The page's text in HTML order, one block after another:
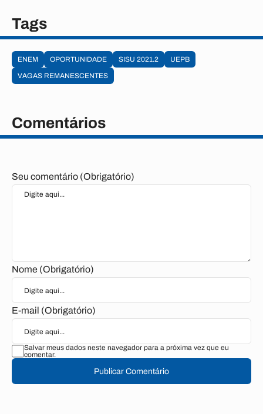
Tags
ENEM OPORTUNIDADE SISU 2021.2
UEPB
VAGAS REMANESCENTES
Comentários
Seu comentário (Obrigatório)
Nome (Obrigatório)
E-mail (Obrigatório)
Salvar meus dados neste navegador para a próxima vez que eu
comentar.
Publicar Comentário